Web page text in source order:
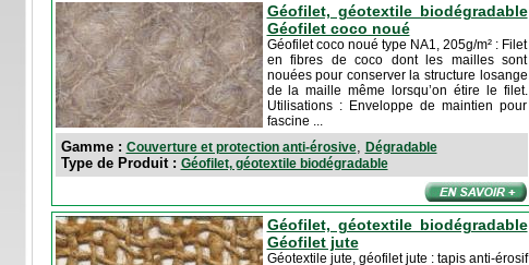
Géofilet, géotextile biodégradable
Géofilet coco noué
Géofilet coco noué type NA1, 205g/m² : Filet
en fibres de coco dont les mailles sont
nouées pour conserver la structure losange
de la maille même lorsqu’on étire le filet.
Utilisations : Enveloppe de maintien pour
fascine ...
Gamme : Couverture et protection anti-érosive, Dégradable
Type de Produit : Géofilet, géotextile biodégradable
Géofilet, géotextile biodégradable
Géofilet jute
Géotextile jute, géofilet jute : tapis anti-érosif